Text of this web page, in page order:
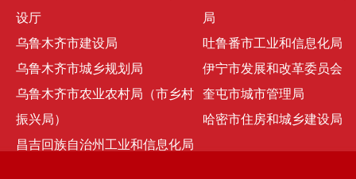
设厅
乌鲁木齐市建设局
乌鲁木齐市城乡规划局
乌鲁木齐市农业农村局（市乡村
振兴局）
昌吉回族自治州工业和信息化局
局
吐鲁番市工业和信息化局
伊宁市发展和改革委员会
奎屯市城市管理局
哈密市住房和城乡建设局